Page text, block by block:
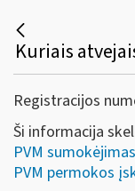
Registracijos
Ši informacija
PVM
PVM permokos